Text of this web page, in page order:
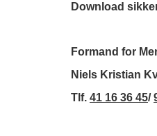
Download
Formand for
Niels Kristian
Tlf. 41 16 36 45/